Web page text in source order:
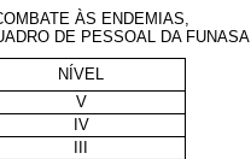
ÀS ENDEMIAS,
DE PESSOAL DA FUNASA
NÍVEL
V
IV